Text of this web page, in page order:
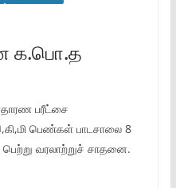
க.பொ.த
பரீட்சை
பெண்கள் பாடசாலை 8
வரலாற்றுச் சாதனை.